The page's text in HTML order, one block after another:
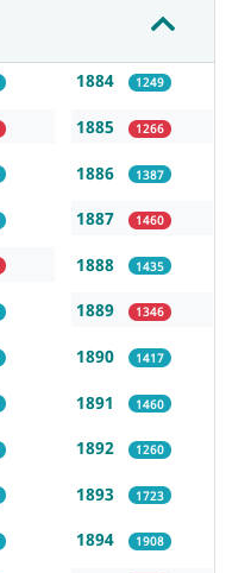
1884 1249
1885 1266
1886 1387
1887 1460
1888 1435
1889 1346
1890 1417
1891 1460
1892 1260
1893 1723
1894 1908